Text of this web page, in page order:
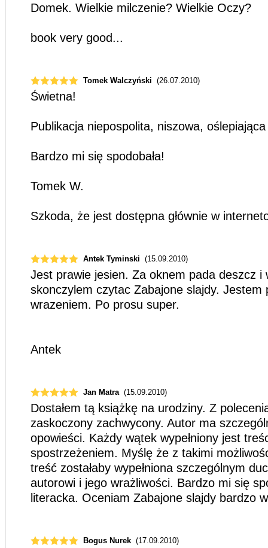
Domek. Wielkie milczenie? Wielkie Oczy?
book very good...
Tomek Walczyński (26.07.2010)
Świetna!
Publikacja niepospolita, niszowa,
Bardzo mi się spodobała!
Tomek W.
Szkoda, że jest dostępna głównie w
Antek Tyminski (15.09.2010)
Jest prawie jesien. Za oknem pada deszcz i
skonczylem czytac Zabajone slajdy. Jestem
wrazeniem. Po prosu super.
Antek
Jan Matra (15.09.2010)
Dostałem tą książkę na urodziny. Z
zaskoczony zachwycony. Autor ma
opowieści. Każdy wątek wypełniony jest
spostrzeżeniem. Myślę że z takimi
treść zostałaby wypełniona szczególnym
autorowi i jego wrażliwości. Bardzo mi się
literacka. Oceniam Zabajone slajdy bardzo
Bogus Nurek (17.09.2010)